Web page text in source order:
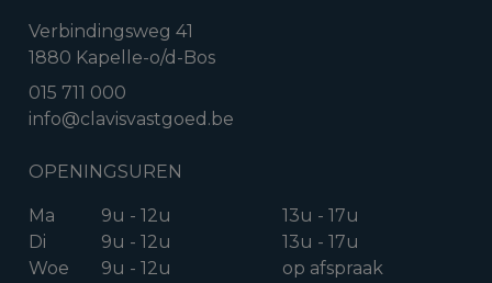
Verbindingsweg 41
1880 Kapelle-o/d-Bos
015 711 000
info@clavisvastgoed.be
OPENINGSUREN
Ma 9u - 12u
13u - 17u
Di
9u - 12u
13u - 17u
Woe
9u - 12u
op afspraak